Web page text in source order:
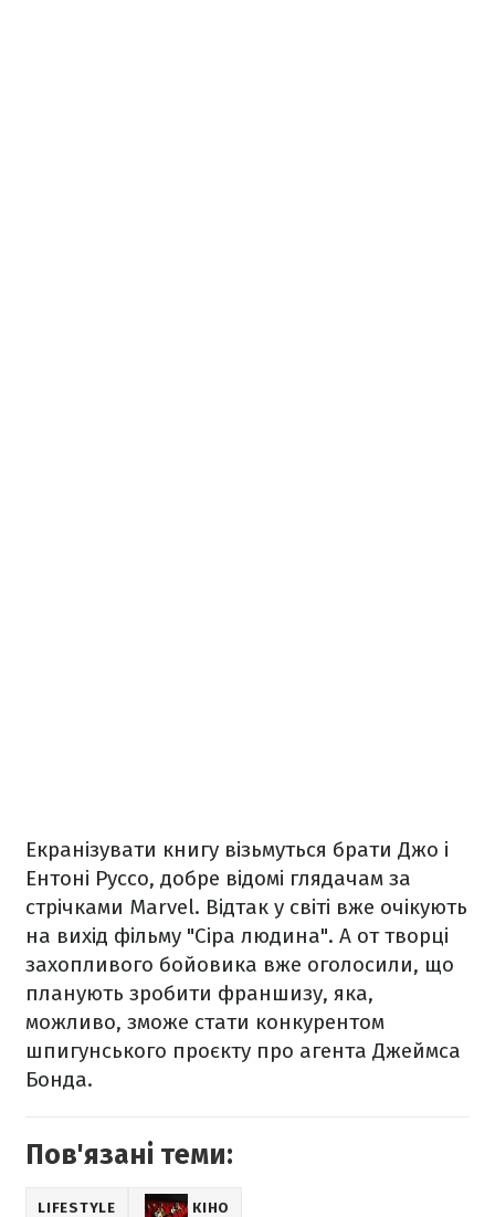
Екранізувати книгу візьмуться брати Джо і
Ентоні Руссо, добре відомі глядачам за
стрічками Marvel. Відтак у світі вже очікують
на вихід фільму "Сіра людина". А от творці
захопливого бойовика вже оголосили, що
планують зробити франшизу, яка,
можливо, зможе стати конкурентом
шпигунського проєкту про агента Джеймса
Бонда.
Пов'язані теми:
LIFESTYLE КІНО